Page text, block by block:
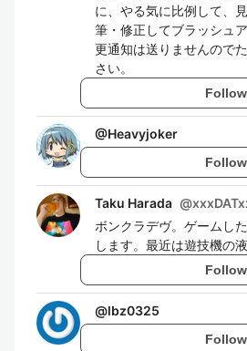
に、やる気に比例して、
筆・修正してブラッシュ
更通知は送りませんので
さい。
Follow
@Heavyjoker
Follow
Taku Harada @
ボンクラデヴ。ゲームし
します。最近は遊技機の
Follow
@lbz0325
Follow